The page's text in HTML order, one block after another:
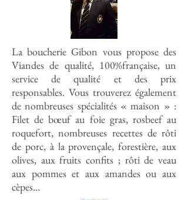
La boucherie Gibon vous propose des
Viandes de qualité, 100%française, un
service de qualité et des prix
responsables. Vous trouverez également
de nombreuses spécialités « maison » :
Filet de bœuf au foie gras, rosbeef au
roquefort, nombreuses recettes de rôti
de porc, à la provençale, forestière, aux
olives, aux fruits confits ; rôti de veau
aux pommes et aux amandes ou aux
cèpes…